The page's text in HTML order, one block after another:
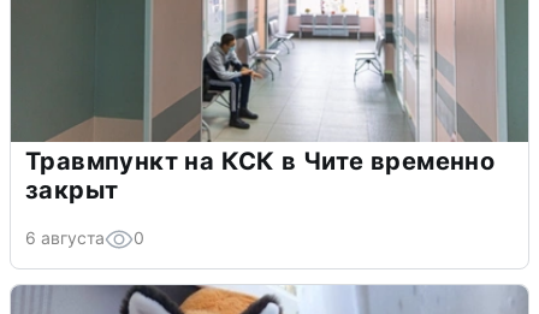
Травмпункт на КСК в Чите временно
закрыт
6 августа 0